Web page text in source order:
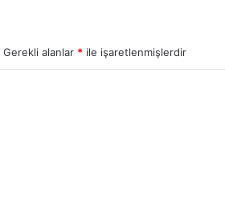
Gerekli alanlar * ile işaretlenmişlerdir